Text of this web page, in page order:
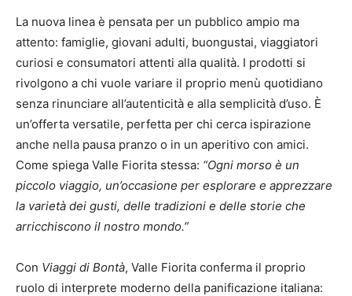
La nuova linea è pensata per un pubblico ampio ma
attento: famiglie, giovani adulti, buongustai, viaggiatori
curiosi e consumatori attenti alla qualità. I prodotti si
rivolgono a chi vuole variare il proprio menù quotidiano
senza rinunciare all’autenticità e alla semplicità d’uso. È
un’offerta versatile, perfetta per chi cerca ispirazione
anche nella pausa pranzo o in un aperitivo con amici.
Come spiega Valle Fiorita stessa: “Ogni morso è un
piccolo viaggio, un’occasione per esplorare e apprezzare
la varietà dei gusti, delle tradizioni e delle storie che
arricchiscono il nostro mondo.”
Con Viaggi di Bontà, Valle Fiorita conferma il proprio
ruolo di interprete moderno della panificazione italiana: